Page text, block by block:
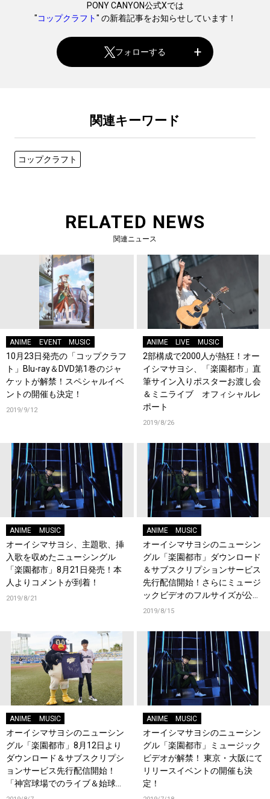
PONY CANYON公式Xでは
"コップクラフト" の新着記事をお知らせしています！
フォローする
関連キーワード
コップクラフト
RELATED NEWS
関連ニュース
ANIME EVENT MUSIC
10月23日発売の「コップクラフ
ト」Blu-ray＆DVD第1巻のジャ
ケットが解禁！スペシャルイベ
ントの開催も決定！
2019/9/12
ANIME LIVE MUSIC
2部構成で2000人が熱狂！オー
イシマサヨシ、「楽園都市」直
筆サイン入りポスターお渡し会
＆ミニライブ オフィシャルレ
ポート
2019/8/26
ANIME MUSIC
オーイシマサヨシ、主題歌、挿
入歌を収めたニューシングル
「楽園都市」8月21日発売！本
人よりコメントが到着！
2019/8/21
ANIME MUSIC
オーイシマサヨシのニューシン
グル「楽園都市」ダウンロード
＆サブスクリプションサービス
先行配信開始！さらにミュージ
ックビデオのフルサイズが公
開！
2019/8/15
ANIME MUSIC
オーイシマサヨシのニューシン
グル「楽園都市」8月12日より
ダウンロード＆サブスクリプシ
ョンサービス先行配信開始！
「神宮球場でのライブ＆始球式
も！
ANIME MUSIC
オーイシマサヨシのニューシン
グル「楽園都市」ミュージック
ビデオが解禁！ 東京・大阪にて
リリースイベントの開催も決
定！